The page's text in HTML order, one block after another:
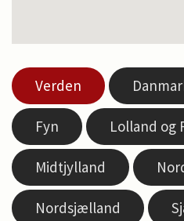
Verden
Fyn Lolland og
Midtjylland
Nordsjælland